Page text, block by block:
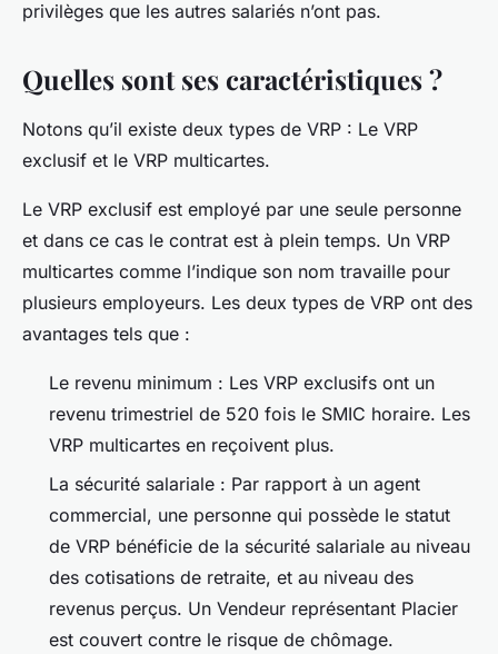
privilèges que les autres salariés n’ont pas.
Quelles sont ses caractéristiques ?
Notons qu’il existe deux types de VRP : Le VRP
exclusif et le VRP multicartes.
Le VRP exclusif est employé par une seule personne
et dans ce cas le contrat est à plein temps. Un VRP
multicartes comme l’indique son nom travaille pour
plusieurs employeurs. Les deux types de VRP ont des
avantages tels que :
Le revenu minimum : Les VRP exclusifs ont un
revenu trimestriel de 520 fois le SMIC horaire. Les
VRP multicartes en reçoivent plus.
La sécurité salariale : Par rapport à un agent
commercial, une personne qui possède le statut
de VRP bénéficie de la sécurité salariale au niveau
des cotisations de retraite, et au niveau des
revenus perçus. Un Vendeur représentant Placier
est couvert contre le risque de chômage.